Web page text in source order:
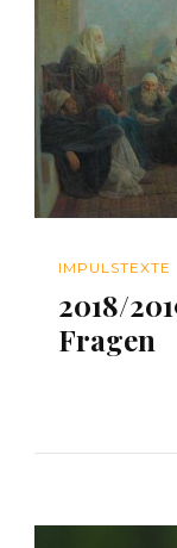
IMPULSTEXTE
2018/
Fragen